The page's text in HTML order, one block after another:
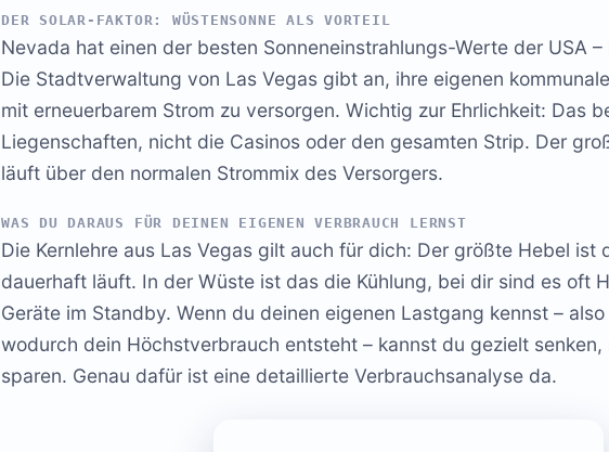
DER SOLAR-FAKTOR: WÜSTENSONNE ALS VORTEIL
Nevada hat einen der besten Sonneneinstrahlungs-Werte der USA
Die Stadtverwaltung von Las Vegas gibt an, ihre eigenen
mit erneuerbarem Strom zu versorgen. Wichtig zur Ehrlichkeit: Das
Liegenschaften, nicht die Casinos oder den gesamten Strip. Der
läuft über den normalen Strommix des Versorgers.
WAS DU DARAUS FÜR DEINEN EIGENEN VERBRAUCH LERNST
Die Kernlehre aus Las Vegas gilt auch für dich: Der größte Hebel ist
dauerhaft läuft. In der Wüste ist das die Kühlung, bei dir sind es oft
Geräte im Standby. Wenn du deinen eigenen Lastgang kennst –
wodurch dein Höchstverbrauch entsteht – kannst du gezielt
sparen. Genau dafür ist eine detaillierte Verbrauchsanalyse da.